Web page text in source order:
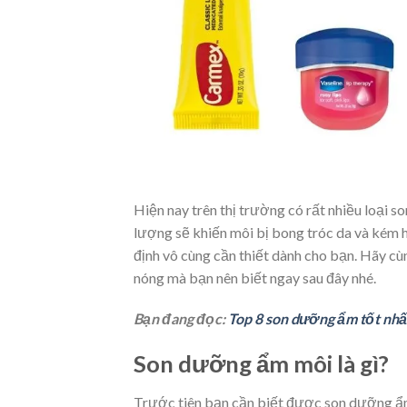
Hiện nay trên thị trường có rất nhiều loại
lượng sẽ khiến môi bị bong tróc da và kém
định vô cùng cần thiết dành cho bạn. Hãy
nóng mà bạn nên biết ngay sau đây nhé.
Bạn đang đọc: Top 8 son dưỡng ẩm tốt
Son dưỡng ẩm môi là gì?
Trước tiên bạn cần biết được son dưỡng